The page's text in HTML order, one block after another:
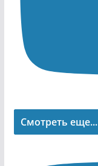
Смотреть еще...